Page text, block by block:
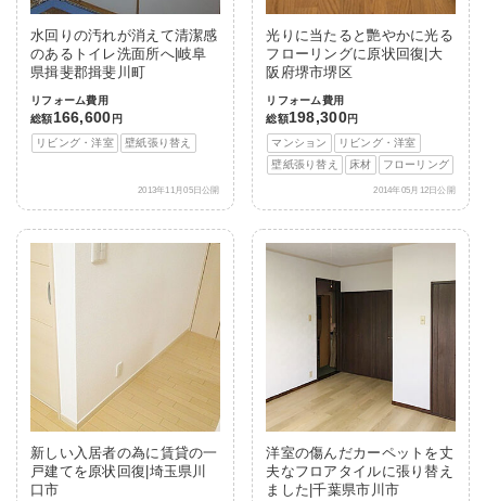
水回りの汚れが消えて清潔感
のあるトイレ洗面所へ|岐阜
県揖斐郡揖斐川町
リフォーム費用
総額166,600 円
リビング・洋室
壁紙張り替え
2013年11月05日公開
光りに当たると艷やかに光る
フローリングに原状回復|大
阪府堺市堺区
リフォーム費用
総額198,300円
マンション
リビング・洋室
壁紙張り替え
床材 フローリング
2014年05月12日公開
新しい入居者の為に賃貸の一
戸建てを原状回復|埼玉県川
口市
洋室の傷んだカーペットを丈
夫なフロアタイルに張り替え
ました|千葉県市川市